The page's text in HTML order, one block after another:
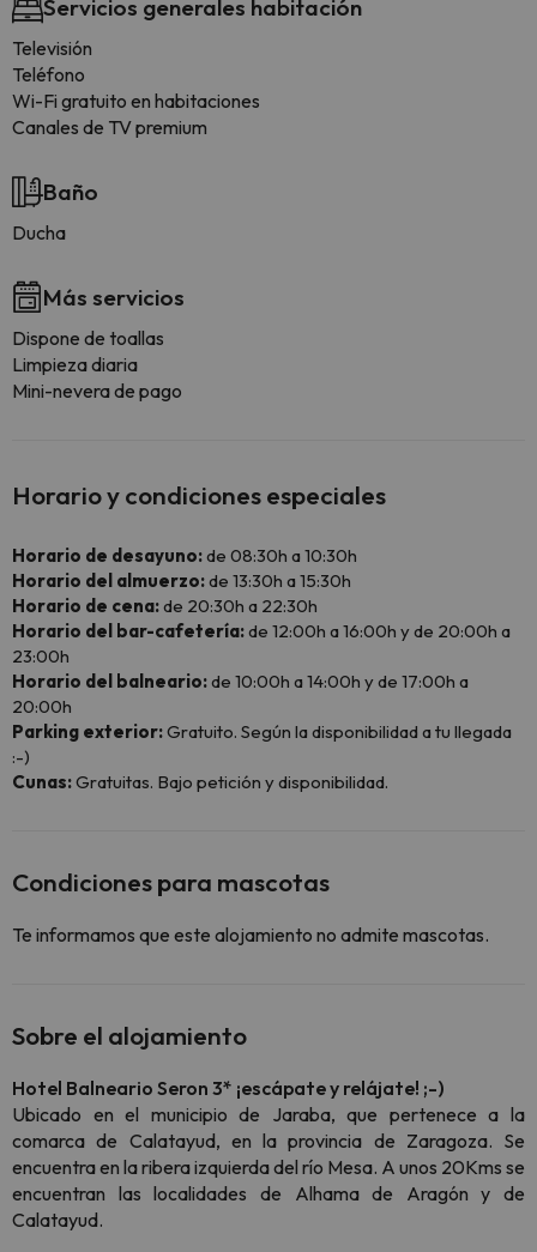
Servicios generales habitación
Televisión
Teléfono
Wi-Fi gratuito en habitaciones
Canales de TV premium
Baño
Ducha
Más servicios
Dispone de toallas
Limpieza diaria
Mini-nevera de pago
Horario y condiciones especiales
Horario de desayuno:de 08:30h a 10:30h
Horario del almuerzo:de 13:30h a 15:30h
Horario de cena:de 20:30h a 22:30h
Horario del bar-cafetería:de 12:00h a 16:00h y de 20:00h a
23:00h
Horario del balneario:de 10:00h a 14:00h y de 17:00h a
20:00h
Parking exterior:Gratuito. Según la disponibilidad a tu llegada
:-)
Cunas:Gratuitas. Bajo petición y disponibilidad.
Condiciones para mascotas
Te informamos que este alojamiento no admite mascotas.
Sobre el alojamiento
Hotel Balneario Seron 3* ¡escápate y relájate! ;-)
Ubicado en el municipio de Jaraba, que pertenece a la
comarca de Calatayud, en la provincia de Zaragoza. Se
encuentra en la ribera izquierda del río Mesa. A unos 20Kms se
encuentran las localidades de Alhama de Aragón y de
Calatayud.